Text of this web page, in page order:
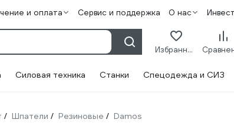
и оплата Сервис и поддержка О нас
Избранное
Силовая техника Станки Спецодежда и СИЗ
/ Шпатели / Резиновые / Damos